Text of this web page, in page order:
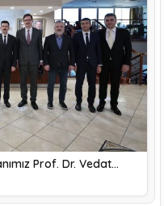
Prof. Dr. Vedat…